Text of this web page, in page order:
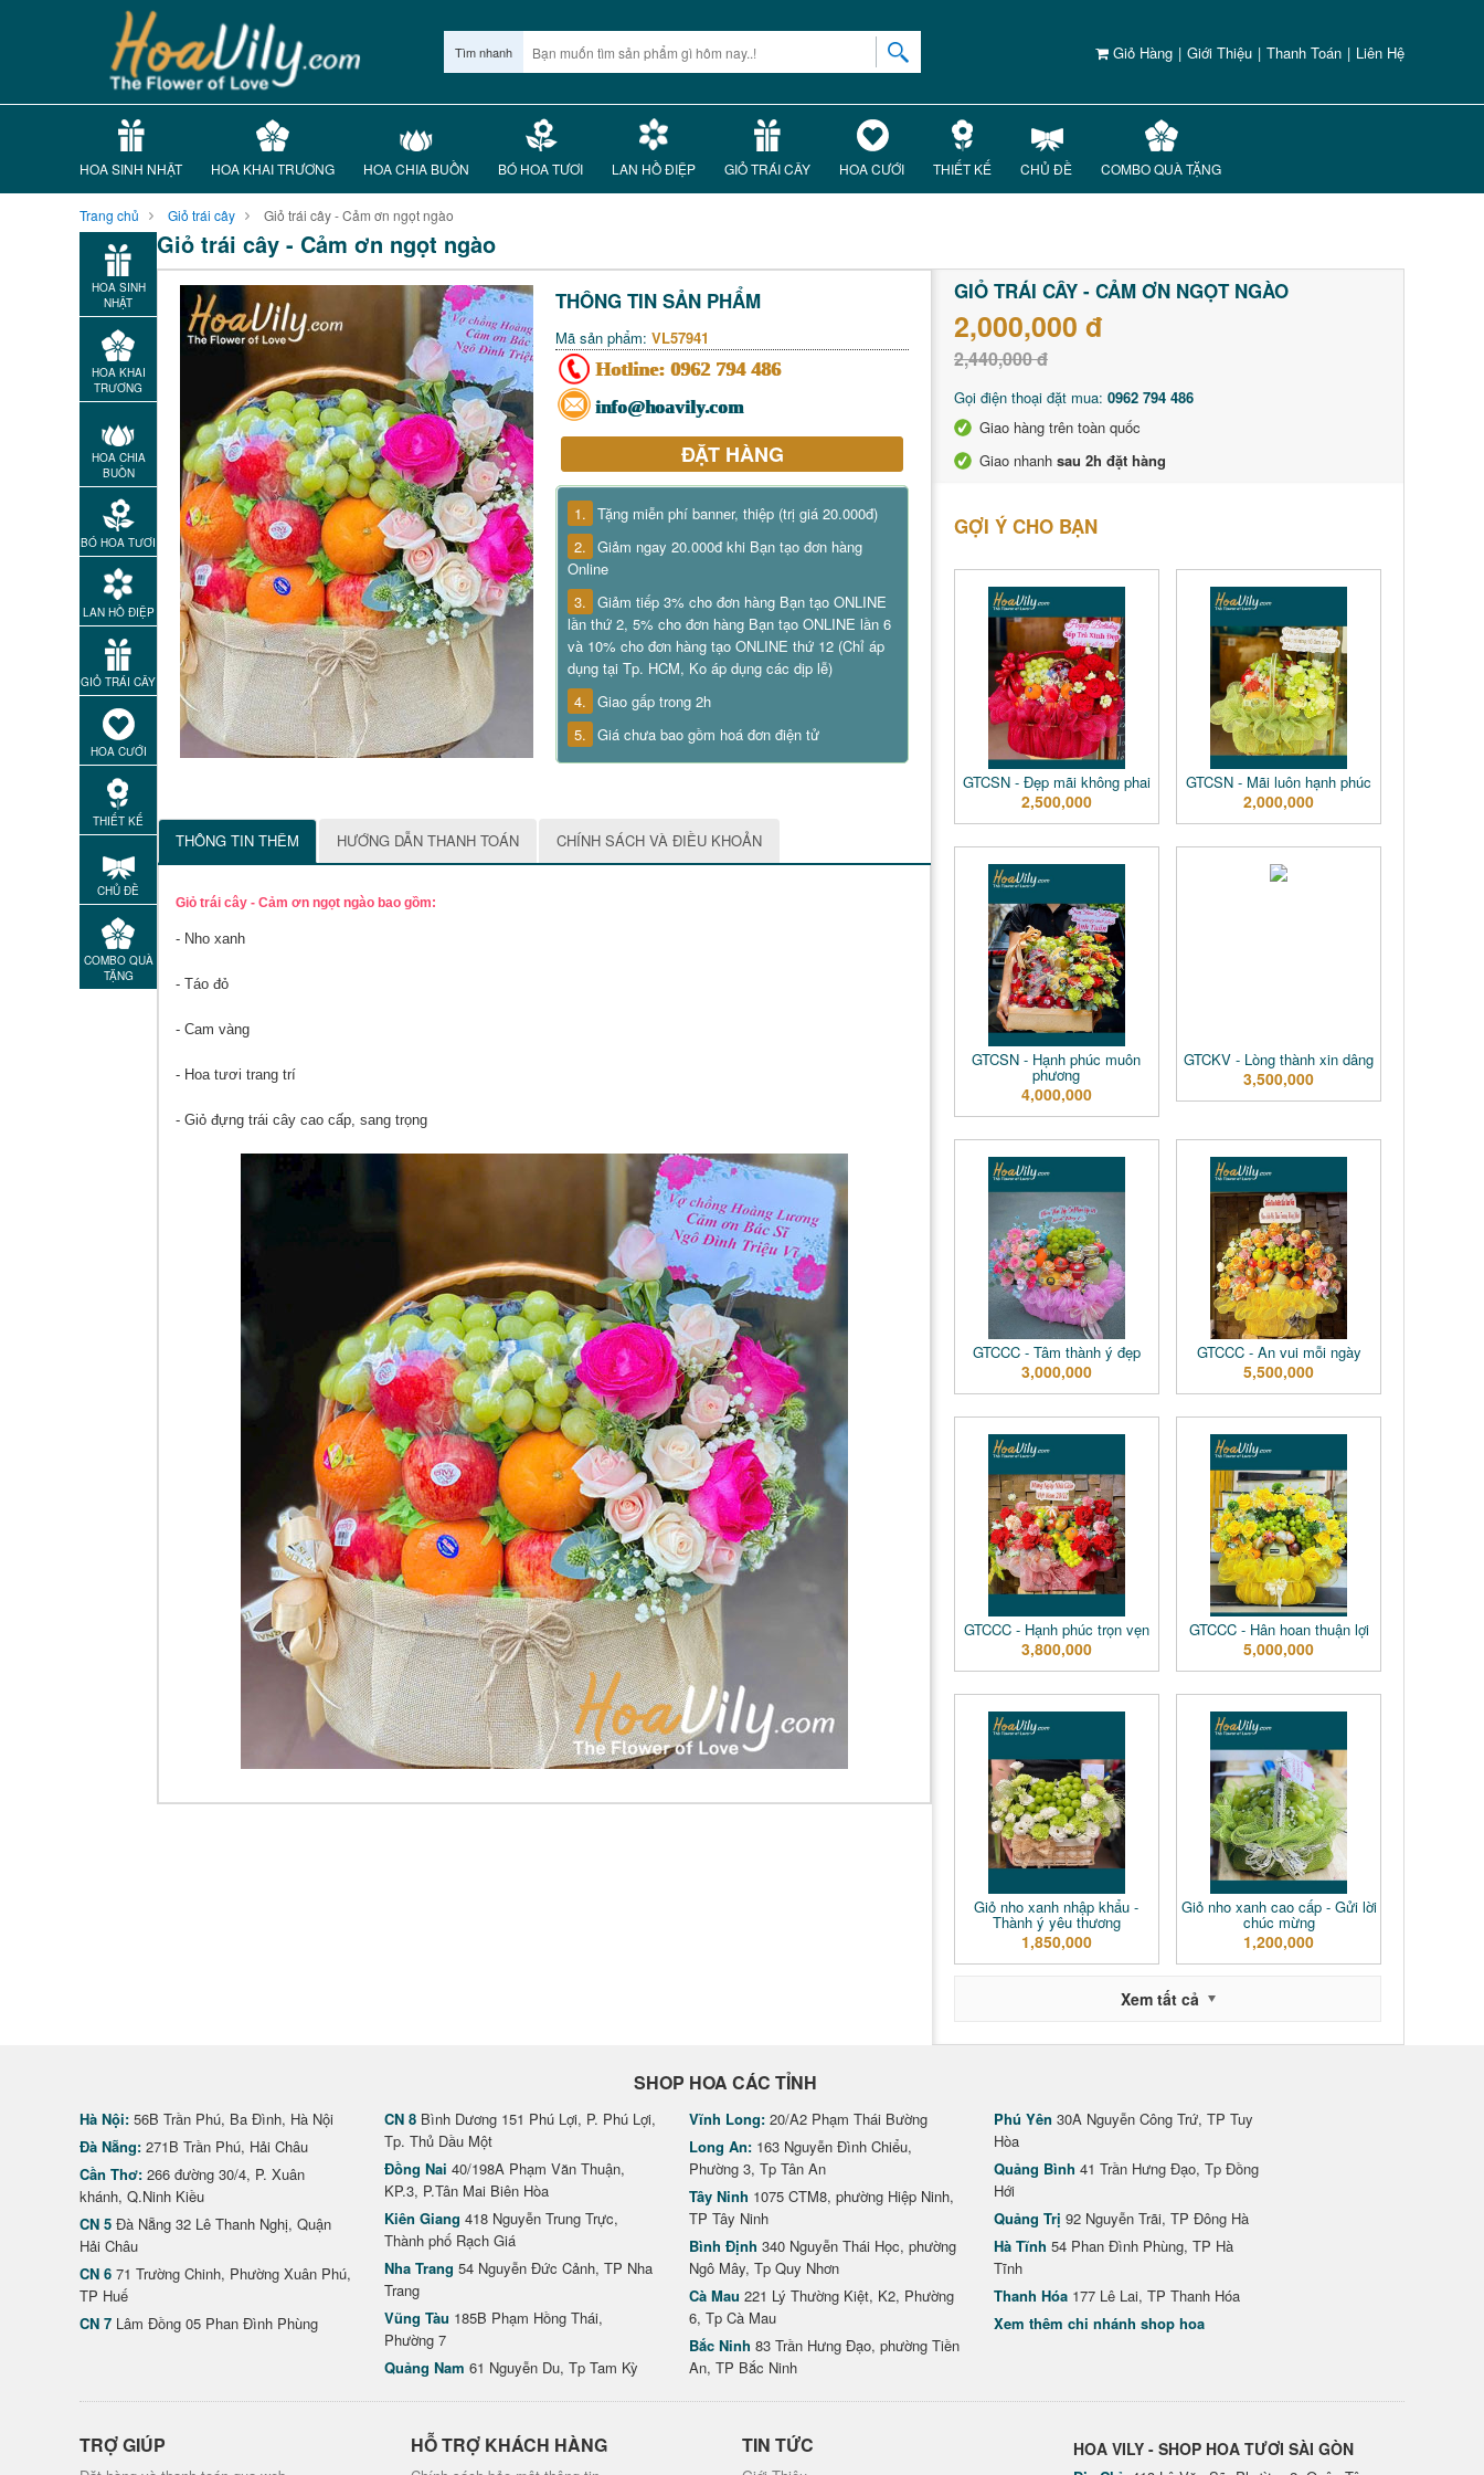
Giỏ Hàng | Giới Thiệu | Thanh Toán | Liên Hệ
Tìm nhanh
HOA SINH NHẬT HOA KHAI TRƯƠNG HOA CHIA BUỒN BÓ HOA TƯƠI LAN HỒ ĐIỆP GIỎ TRÁI CÂY HOA CƯỚI THIẾT KẾ CHỦ ĐỀ COMBO QUÀ TẶNG
Trang chủ Giỏ trái cây Giỏ trái cây - Cảm ơn ngọt ngào
HOA SINH
NHẬT
HOA KHAI
TRƯƠNG
HOA CHIA
BUỒN
BÓ HOA TƯƠI
LAN HỒ ĐIỆP
GIỎ TRÁI CÂY
HOA CƯỚI
THIẾT KẾ
CHỦ ĐỀ
COMBO QUÀ
TẶNG
Giỏ trái cây - Cảm ơn ngọt ngào
THÔNG TIN SẢN PHẨM
Mã sản phẩm: VL57941
Hotline: 0962 794 486
info@hoavily.com
ĐẶT HÀNG
1. Tặng miễn phí banner, thiệp (trị giá 20.000đ)
2. Giảm ngay 20.000đ khi Bạn tạo đơn hàng
Online
3. Giảm tiếp 3% cho đơn hàng Bạn tạo ONLINE
lần thứ 2, 5% cho đơn hàng Bạn tạo ONLINE lần 6
và 10% cho đơn hàng tạo ONLINE thứ 12 (Chỉ áp
dụng tại Tp. HCM, Ko áp dụng các dịp lễ)
4. Giao gấp trong 2h
5. Giá chưa bao gồm hoá đơn điện tử
THÔNG TIN THÊM HƯỚNG DẪN THANH TOÁN CHÍNH SÁCH VÀ ĐIỀU KHOẢN
Giỏ trái cây - Cảm ơn ngọt ngào bao gồm:
- Nho xanh
- Táo đỏ
- Cam vàng
- Hoa tươi trang trí
- Giỏ đựng trái cây cao cấp, sang trọng
GIỎ TRÁI CÂY - CẢM ƠN NGỌT NGÀO
2,000,000 đ
2,440,000 đ
Gọi điện thoại đặt mua: 0962 794 486
Giao hàng trên toàn quốc
Giao nhanh sau 2h đặt hàng
GỢI Ý CHO BẠN
GTCSN - Đẹp mãi không phai
2,500,000
GTCSN - Mãi luôn hạnh phúc
2,000,000
GTCSN - Hạnh phúc muôn
phương
4,000,000
GTCKV - Lòng thành xin dâng
3,500,000
GTCCC - Tâm thành ý đẹp
3,000,000
GTCCC - An vui mỗi ngày
5,500,000
GTCCC - Hạnh phúc trọn vẹn
3,800,000
GTCCC - Hân hoan thuận lợi
5,000,000
Giỏ nho xanh nhập khẩu -
Thành ý yêu thương
1,850,000
Giỏ nho xanh cao cấp - Gửi lời
chúc mừng
1,200,000
Xem tất cả
SHOP HOA CÁC TỈNH
Hà Nội: 56B Trần Phú, Ba Đình, Hà Nội
Đà Nẵng: 271B Trần Phú, Hải Châu
Cần Thơ: 266 đường 30/4, P. Xuân
khánh, Q.Ninh Kiều
CN 5 Đà Nẵng 32 Lê Thanh Nghị, Quận
Hải Châu
CN 6 71 Trường Chinh, Phường Xuân Phú,
TP Huế
CN 7 Lâm Đồng 05 Phan Đình Phùng
CN 8 Bình Dương 151 Phú Lợi, P. Phú Lợi,
Tp. Thủ Dầu Một
Đồng Nai 40/198A Phạm Văn Thuận,
KP.3, P.Tân Mai Biên Hòa
Kiên Giang 418 Nguyễn Trung Trực,
Thành phố Rạch Giá
Nha Trang 54 Nguyễn Đức Cảnh, TP Nha
Trang
Vũng Tàu 185B Phạm Hồng Thái,
Phường 7
Quảng Nam 61 Nguyễn Du, Tp Tam Kỳ
Vĩnh Long: 20/A2 Phạm Thái Bường
Long An: 163 Nguyễn Đình Chiểu,
Phường 3, Tp Tân An
Tây Ninh 1075 CTM8, phường Hiệp Ninh,
TP Tây Ninh
Bình Định 340 Nguyễn Thái Học, phường
Ngô Mây, Tp Quy Nhơn
Cà Mau 221 Lý Thường Kiệt, K2, Phường
6, Tp Cà Mau
Bắc Ninh 83 Trần Hưng Đạo, phường Tiền
An, TP Bắc Ninh
Phú Yên 30A Nguyễn Công Trứ, TP Tuy
Hòa
Quảng Bình 41 Trần Hưng Đạo, Tp Đồng
Hới
Quảng Trị 92 Nguyễn Trãi, TP Đông Hà
Hà Tĩnh 54 Phan Đình Phùng, TP Hà
Tĩnh
Thanh Hóa 177 Lê Lai, TP Thanh Hóa
Xem thêm chi nhánh shop hoa
TRỢ GIÚP HỖ TRỢ KHÁCH HÀNG TIN TỨC HOA VILY - SHOP HOA TƯƠI SÀI GÒN